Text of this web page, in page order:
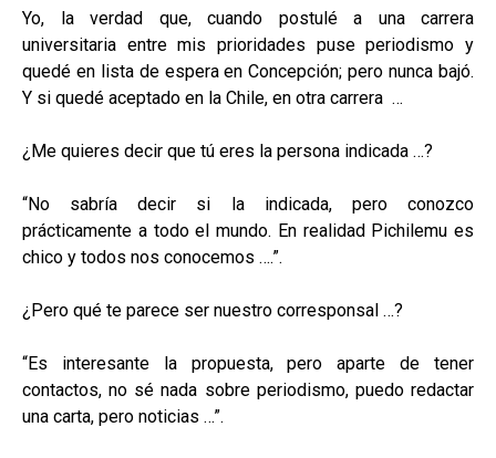
Yo, la verdad que, cuando postulé a una carrera
universitaria entre mis prioridades puse periodismo y
quedé en lista de espera en Concepción; pero nunca bajó.
Y si quedé aceptado en la Chile, en otra carrera …
¿Me quieres decir que tú eres la persona indicada …?
“No sabría decir si la indicada, pero conozco
prácticamente a todo el mundo. En realidad Pichilemu es
chico y todos nos conocemos ….”.
¿Pero qué te parece ser nuestro corresponsal …?
“Es interesante la propuesta, pero aparte de tener
contactos, no sé nada sobre periodismo, puedo redactar
una carta, pero noticias …”.